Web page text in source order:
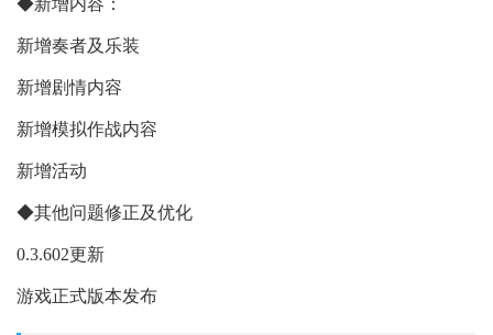
◆新增内容：
新增奏者及乐装
新增剧情内容
新增模拟作战内容
新增活动
◆其他问题修正及优化
0.3.602更新
游戏正式版本发布